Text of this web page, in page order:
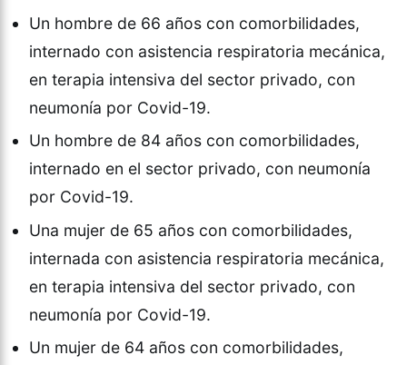
Un hombre de 66 años con comorbilidades,
internado con asistencia respiratoria mecánica,
en terapia intensiva del sector privado, con
neumonía por Covid-19.
Un hombre de 84 años con comorbilidades,
internado en el sector privado, con neumonía
por Covid-19.
Una mujer de 65 años con comorbilidades,
internada con asistencia respiratoria mecánica,
en terapia intensiva del sector privado, con
neumonía por Covid-19.
Un mujer de 64 años con comorbilidades,